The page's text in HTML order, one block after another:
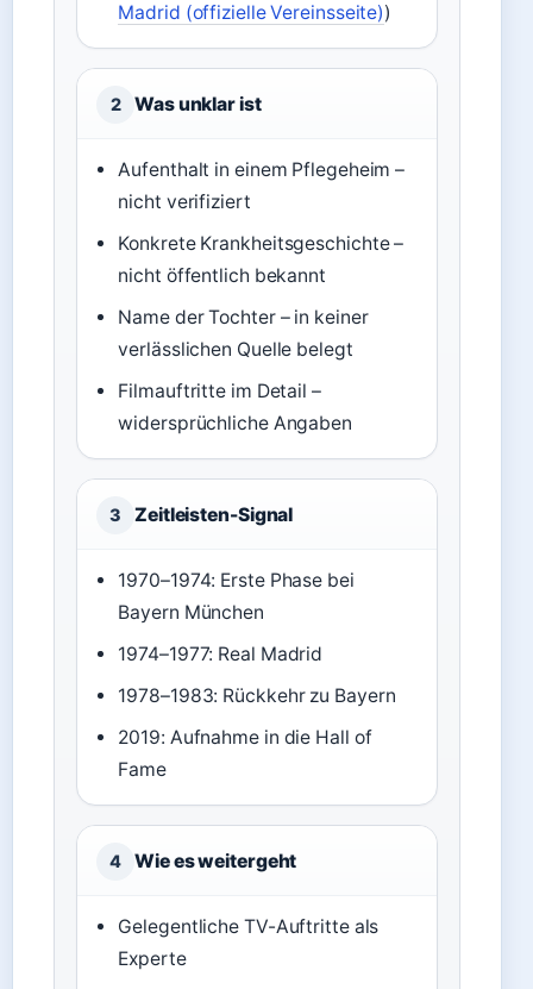
Madrid (offizielle Vereinsseite))
2 Was unklar ist
Aufenthalt in einem Pflegeheim –
nicht verifiziert
Konkrete Krankheitsgeschichte –
nicht öffentlich bekannt
Name der Tochter – in keiner
verlässlichen Quelle belegt
Filmauftritte im Detail –
widersprüchliche Angaben
3 Zeitleisten-Signal
1970–1974: Erste Phase bei
Bayern München
1974–1977: Real Madrid
1978–1983: Rückkehr zu Bayern
2019: Aufnahme in die Hall of
Fame
4 Wie es weitergeht
Gelegentliche TV-Auftritte als
Experte